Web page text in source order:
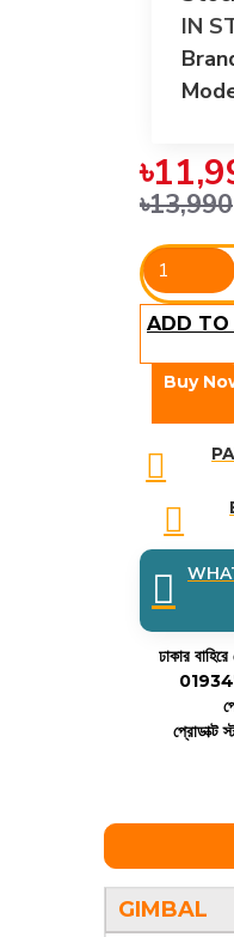
IN
৳13,990
ADD TO
Buy
ঢাকার
প্রোডাক্ট
GIMBAL